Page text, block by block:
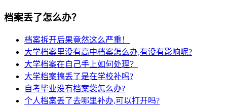
档案丢了怎么办？
档案拆开后果竟然这么严重！
大学档案里没有高中档案怎么办,有没有影响呢?
大学档案在自己手上如何处理？
大学档案搞丢了是在学校补吗?
自考毕业没有档案袋怎么办?
个人档案丢了去哪里补办,可以打开吗?